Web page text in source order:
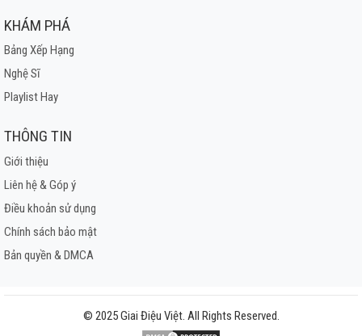
KHÁM PHÁ
Bảng Xếp Hạng
Nghệ Sĩ
Playlist Hay
THÔNG TIN
Giới thiệu
Liên hệ & Góp ý
Điều khoản sử dụng
Chính sách bảo mật
Bản quyền & DMCA
© 2025 Giai Điệu Việt. All Rights Reserved.